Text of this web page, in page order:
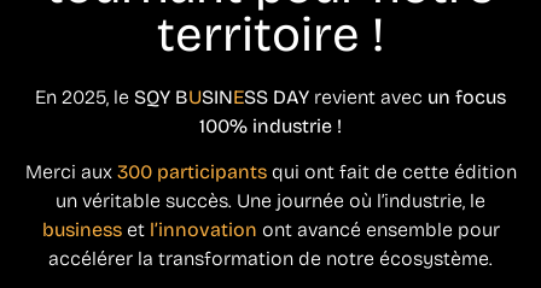
territoire !
En 2025, le SQY BUSINESS DAY revient avec un focus
100% industrie !
Merci aux 300 participantsqui ont fait de cette édition
un véritable succès. Une journée où l’industrie, le
businesset l’innovation ont avancé ensemble pour
accélérer la transformation de notre écosystème.